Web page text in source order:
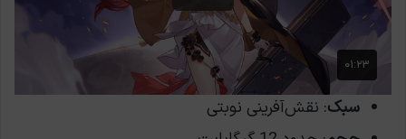
سبک: نقش‌آفرینی نوبتی